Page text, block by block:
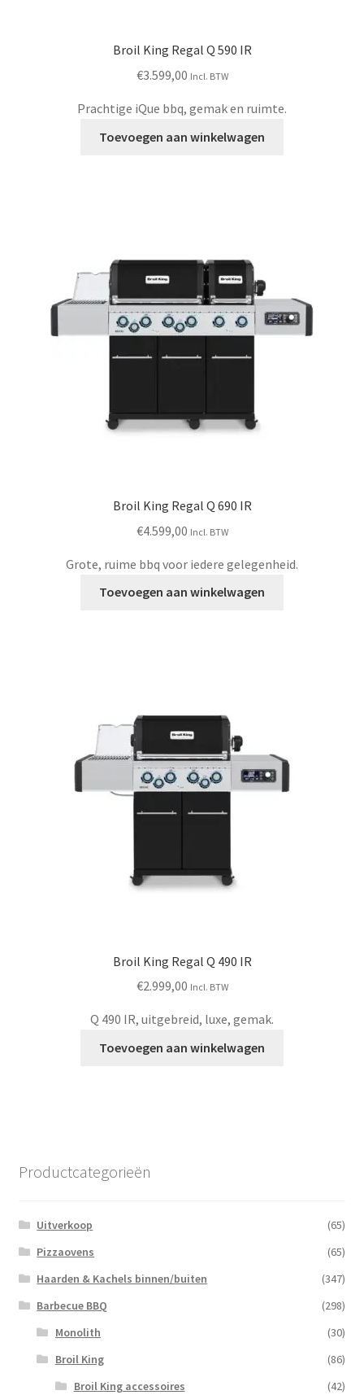
Broil King Regal Q 590 IR
€3.599,00 Incl. BTW
Prachtige iQue bbq, gemak en ruimte.
Toevoegen aan winkelwagen
Broil King Regal Q 690 IR
€4.599,00 Incl. BTW
Grote, ruime bbq voor iedere gelegenheid.
Toevoegen aan winkelwagen
Broil King Regal Q 490 IR
€2.999,00 Incl. BTW
Q 490 IR, uitgebreid, luxe, gemak.
Toevoegen aan winkelwagen
Productcategorieën
Uitverkoop
(65)
Pizzaovens
(65)
Haarden & Kachels binnen/buiten
(347)
Barbecue BBQ
(298)
Monolith
(30)
Broil King
(86)
Broil King accessoires
(42)